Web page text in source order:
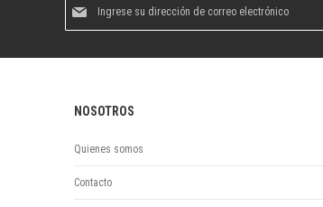
boletín
NOSOTROS
Quienes somos
Contacto